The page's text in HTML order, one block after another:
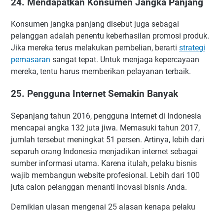
24. Mendapatkan Konsumen Jangka Panjang
Konsumen jangka panjang disebut juga sebagai
pelanggan adalah penentu keberhasilan promosi produk.
Jika mereka terus melakukan pembelian, berarti strategi
pemasaran sangat tepat. Untuk menjaga kepercayaan
mereka, tentu harus memberikan pelayanan terbaik.
25. Pengguna Internet Semakin Banyak
Sepanjang tahun 2016, pengguna internet di Indonesia
mencapai angka 132 juta jiwa. Memasuki tahun 2017,
jumlah tersebut meningkat 51 persen. Artinya, lebih dari
separuh orang Indonesia menjadikan internet sebagai
sumber informasi utama. Karena itulah, pelaku bisnis
wajib membangun website profesional. Lebih dari 100
juta calon pelanggan menanti inovasi bisnis Anda.
Demikian ulasan mengenai 25 alasan kenapa pelaku